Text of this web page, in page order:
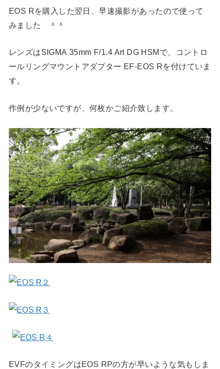
EOS Rを購入した翌日、早速撮影があったので使って
みました ＾＾
レンズはSIGMA 35mm F/1.4 Art DG HSMで、コントロ
ールリングマウントアダプター EF-EOS Rを付けていま
す。
作例が少ないですが、何枚かご紹介致します。
EVFのタイミングはEOS RPの方が早いような気もしま